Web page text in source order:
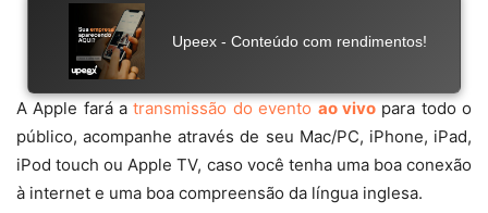
A Apple fará atransmissão do evento ao vivopara todo o
público, acompanhe através de seu Mac/PC, iPhone, iPad,
iPod touch ou Apple TV, caso você tenha uma boa conexão
à internet e uma boa compreensão da língua inglesa.